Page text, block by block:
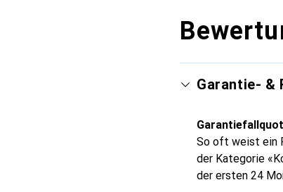
Garantie- &
So oft weist ein
der Kategorie
der ersten 24